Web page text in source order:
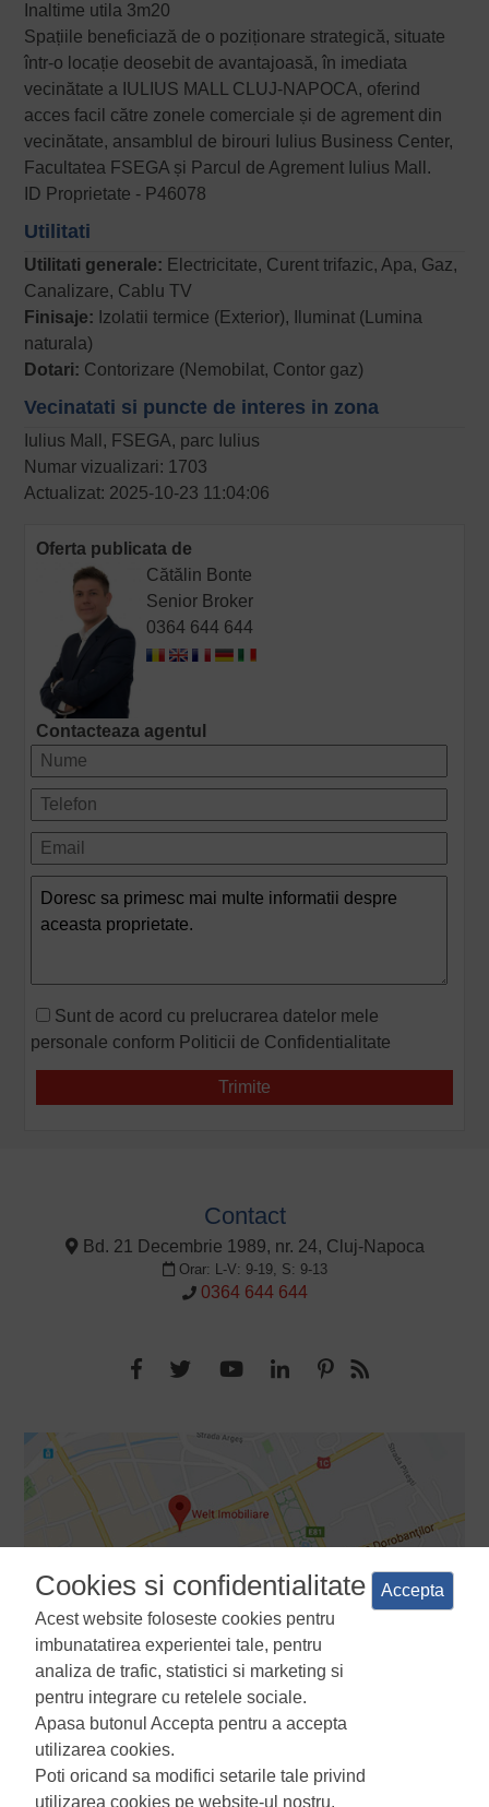
Inaltime utila 3m20
Spațiile beneficiază de o poziționare strategică, situate
într-o locație deosebit de avantajoasă, în imediata
vecinătate a IULIUS MALL CLUJ-NAPOCA, oferind
acces facil către zonele comerciale și de agrement din
vecinătate, ansamblul de birouri Iulius Business Center,
Facultatea FSEGA și Parcul de Agrement Iulius Mall.
ID Proprietate - P46078
Utilitati
Utilitati generale: Electricitate, Curent trifazic, Apa, Gaz,
Canalizare, Cablu TV
Finisaje: Izolatii termice (Exterior), Iluminat (Lumina
naturala)
Dotari: Contorizare (Nemobilat, Contor gaz)
Vecinatati si puncte de interes in zona
Iulius Mall, FSEGA, parc Iulius
Numar vizualizari: 1703
Actualizat: 2025-10-23 11:04:06
Oferta publicata de
Cătălin Bonte
Senior Broker
0364 644 644
Contacteaza agentul
Sunt de acord cu prelucrarea datelor mele
personale conform Politicii de Confidentialitate
Contact
Bd. 21 Decembrie 1989, nr. 24, Cluj-Napoca
Orar: L-V: 9-19, S: 9-13
0364 644 644
Termeni si conditii Politica de confidentialitate
utilizare a cookie-urilor
Cookies si confidentialitate
Acest website foloseste cookies pentru
imbunatatirea experientei tale, pentru
analiza de trafic, statistici si marketing si
pentru integrare cu retelele sociale.
Apasa butonul Accepta pentru a accepta
utilizarea cookies.
Poti oricand sa modifici setarile tale privind
utilizarea cookies pe website-ul nostru.
Accepta